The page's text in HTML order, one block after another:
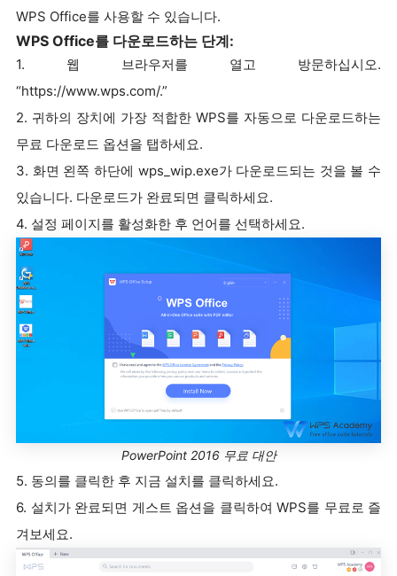
WPS Office를 사용할 수 있습니다.
WPS Office를 다운로드하는 단계:
1. 웹 브라우저를 열고 방문하십시오.
“https://www.wps.com/.”
2. 귀하의 장치에 가장 적합한 WPS를 자동으로 다운로드하는
무료 다운로드 옵션을 탭하세요.
3. 화면 왼쪽 하단에 wps_wip.exe가 다운로드되는 것을 볼 수
있습니다. 다운로드가 완료되면 클릭하세요.
4. 설정 페이지를 활성화한 후 언어를 선택하세요.
PowerPoint 2016 무료 대안
5. 동의를 클릭한 후 지금 설치를 클릭하세요.
6. 설치가 완료되면 게스트 옵션을 클릭하여 WPS를 무료로 즐
겨보세요.